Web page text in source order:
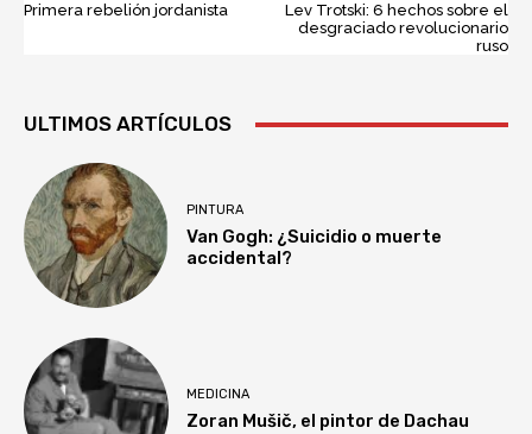
Primera rebelión jordanista
Lev Trotski: 6 hechos sobre el
desgraciado revolucionario
ruso
ULTIMOS ARTÍCULOS
PINTURA
Van Gogh: ¿Suicidio o muerte
accidental?
MEDICINA
Zoran Mušič, el pintor de Dachau